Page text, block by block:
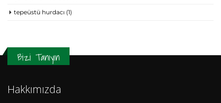
tepeüstü hurdacı (1)
Bizi Tanıyın
Hakkımızda